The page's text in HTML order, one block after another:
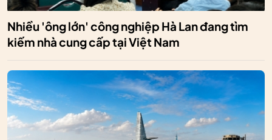
Nhiều 'ông lớn' công nghiệp Hà Lan đang tìm
kiếm nhà cung cấp tại Việt Nam